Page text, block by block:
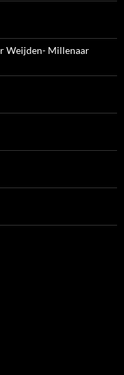
Weijden- Millenaar